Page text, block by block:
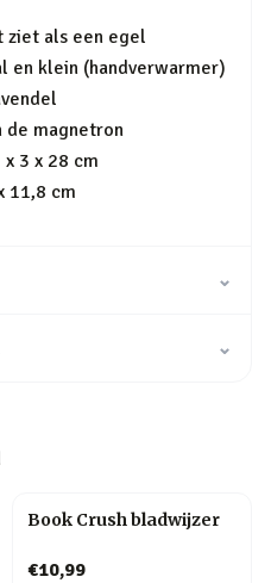
ziet als een egel
en klein (handverwarmer)
de magnetron
3 x 28 cm
11,8 cm
⌄
⌄
Book Crush bladwijzer
€10,99